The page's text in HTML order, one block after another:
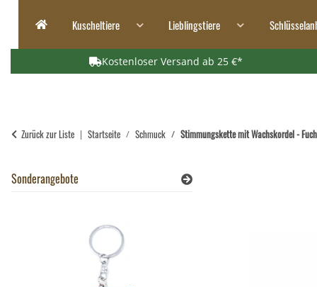
Kuscheltiere Lieblingstiere
Kostenloser Versand ab 25 €*
Zurück zur Liste Startseite Schmuck Stimmungskette mit Wachskordel -
Sonderangebote